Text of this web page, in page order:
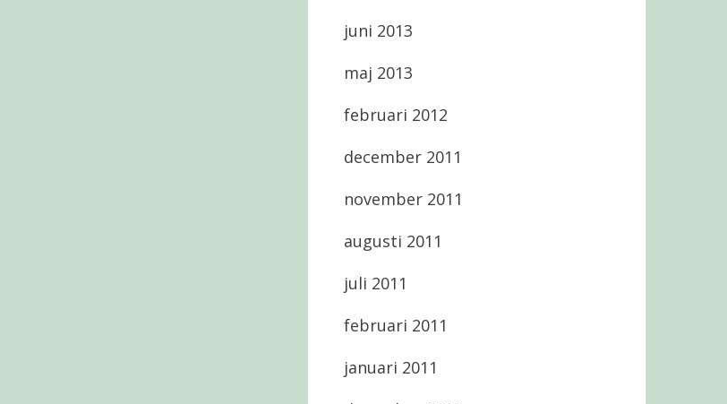
juni 2013
maj 2013
februari 2012
december 2011
november 2011
augusti 2011
juli 2011
februari 2011
januari 2011